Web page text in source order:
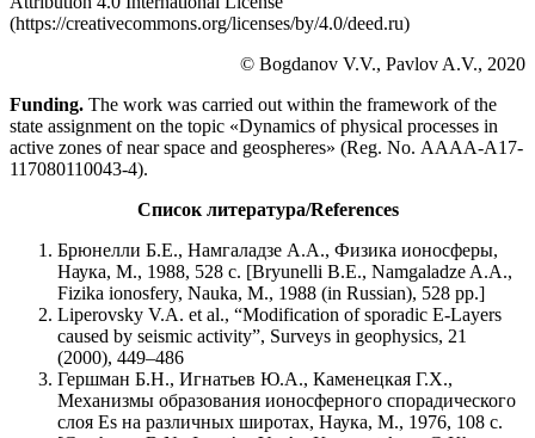
(https://creativecommons.org/licenses/by/4.0/deed.ru)
© Bogdanov V.V., Pavlov A.V., 2020
Funding. The work was carried out within the framework of the
state assignment on the topic «Dynamics of physical processes in
active zones of near space and geospheres» (Reg. No. АААА-А17-
117080110043-4).
Список литература/References
Брюнелли Б.Е., Намгаладзе А.А., Физика ионосферы,
Наука, М., 1988, 528 с. [Bryunelli B.E., Namgaladze A.A.,
Fizika ionosfery, Nauka, M., 1988 (in Russian), 528 pp.]
Liperovsky V.A. et al., “Modification of sporadic E-Layers
caused by seismic activity”, Surveys in geophysics, 21
(2000), 449–486
Гершман Б.Н., Игнатьев Ю.А., Каменецкая Г.Х.,
Механизмы образования ионосферного спорадического
слоя Es на различных широтах, Наука, М., 1976, 108 с.